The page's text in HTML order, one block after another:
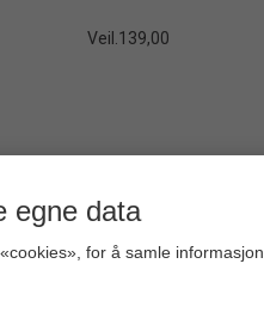
Veil. 139,00
egne data
for å samle informasjon